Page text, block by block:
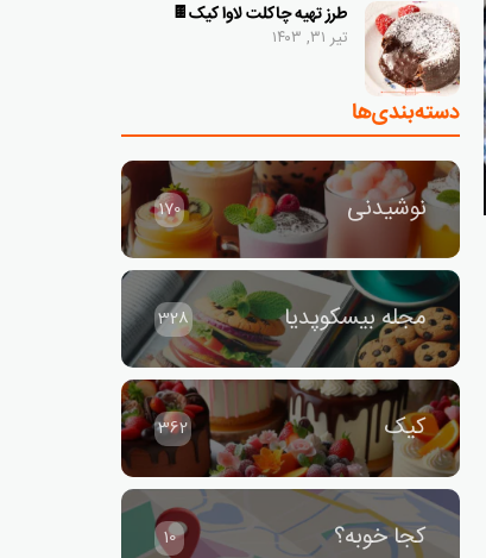
طرز تهیه چاکلت لاوا کیک🍫
تیر ۳۱, ۱۴۰۳
دسته‌بندی‌ها
نوشیدنی 170
مجله بیسکوپدیا 328
کیک 362
کجا خوبه؟ 10